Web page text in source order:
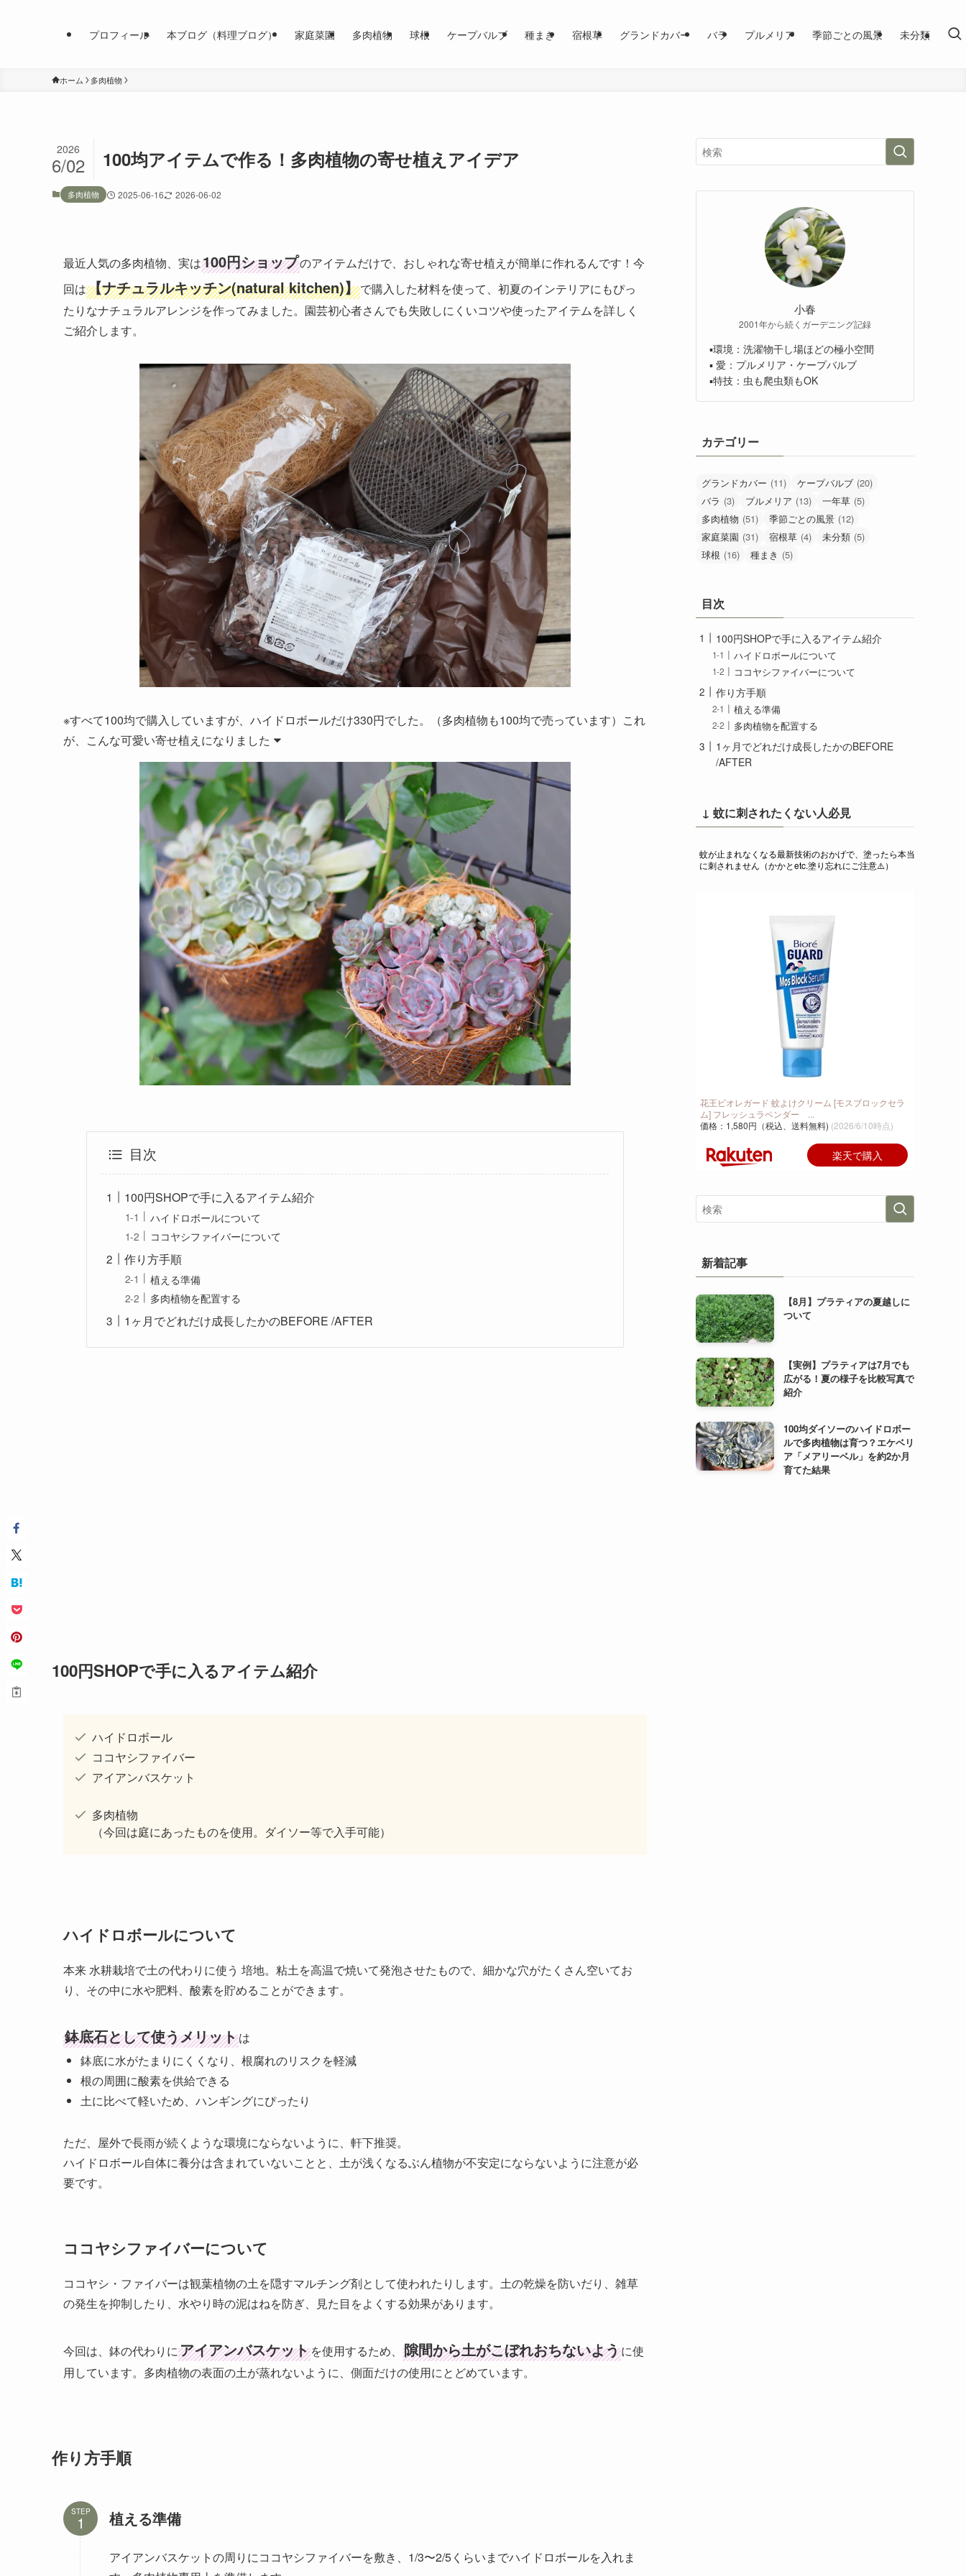
プロフィール 本ブログ（料理ブログ） 家庭菜園 多肉植物 球根 ケープバルブ 種まき 宿根草 グランドカバー バラ プルメリア 季節ごとの風景 未分類
ホーム 多肉植物
100均アイテムで作る！多肉植物の寄せ植えアイデア
2026
6/02
多肉植物 2025-06-16 2026-06-02
最近人気の多肉植物、実は100円ショップのアイテムだけで、おしゃれな寄せ植えが簡単に作れるんです！今
回は【ナチュラルキッチン(natural kitchen)】で購入した材料を使って、初夏のインテリアにもぴっ
たりなナチュラルアレンジを作ってみました。園芸初心者さんでも失敗しにくいコツや使ったアイテムを詳しく
ご紹介します。
※すべて100均で購入していますが、ハイドロボールだけ330円でした。（多肉植物も100均で売っています）これ
が、こんな可愛い寄せ植えになりました
目次
100円SHOPで手に入るアイテム紹介
ハイドロボールについて
ココヤシファイバーについて
作り方手順
植える準備
多肉植物を配置する
1ヶ月でどれだけ成長したかのBEFORE /AFTER
100円SHOPで手に入るアイテム紹介
ハイドロボール
ココヤシファイバー
アイアンバスケット
多肉植物
（今回は庭にあったものを使用。ダイソー等で入手可能）
ハイドロボールについて
本来 水耕栽培で土の代わりに使う 培地。粘土を高温で焼いて発泡させたもので、細かな穴がたくさん空いてお
り、その中に水や肥料、酸素を貯めることができます。
鉢底石として使うメリットは
鉢底に水がたまりにくくなり、根腐れのリスクを軽減
根の周囲に酸素を供給できる
土に比べて軽いため、ハンギングにぴったり
ただ、屋外で長雨が続くような環境にならないように、軒下推奨。
ハイドロボール自体に養分は含まれていないことと、土が浅くなるぶん植物が不安定にならないように注意が必
要です。
ココヤシファイバーについて
ココヤシ・ファイバーは観葉植物の土を隠すマルチング剤として使われたりします。土の乾燥を防いだり、雑草
の発生を抑制したり、水やり時の泥はねを防ぎ、見た目をよくする効果があります。
今回は、鉢の代わりにアイアンバスケットを使用するため、 隙間から土がこぼれおちないように使
用しています。多肉植物の表面の土が蒸れないように、側面だけの使用にとどめています。
作り方手順
STEP 植える準備
アイアンバスケットの周りにココヤシファイバーを敷き、1/3〜2/5くらいまでハイドロボールを入れま
小春
2001年から続くガーデニング記録
▪️環境：洗濯物干し場ほどの極小空間
▪️ 愛：プルメリア・ケープバルブ
▪️特技：虫も爬虫類もOK
カテゴリー
グランドカバー (11) ケープバルブ (20)
バラ (3) プルメリア (13) 一年草 (5)
多肉植物 (51) 季節ごとの風景 (12)
家庭菜園 (31) 宿根草 (4) 未分類 (5)
球根 (16) 種まき (5)
目次
100円SHOPで手に入るアイテム紹介
ハイドロボールについて
ココヤシファイバーについて
作り方手順
植える準備
多肉植物を配置する
1ヶ月でどれだけ成長したかのBEFORE
/AFTER
↓ 蚊に刺されたくない人必見
蚊が止まれなくなる最新技術のおかげで、塗ったら本当
に刺されません（かかとetc.塗り忘れにご注意⚠️）
花王ビオレガード 蚊よけクリーム [モスブロックセラ
ム] フレッシュラベンダー ...
価格：1,580円（税込、送料無料) (2026/6/10時点)
楽天で購入
新着記事
【8月】プラティアの夏越しに
ついて
【実例】プラティアは7月でも
広がる！夏の様子を比較写真で
紹介
100均ダイソーのハイドロボー
ルで多肉植物は育つ？エケベリ
ア「メアリーベル」を約2か月
育てた結果